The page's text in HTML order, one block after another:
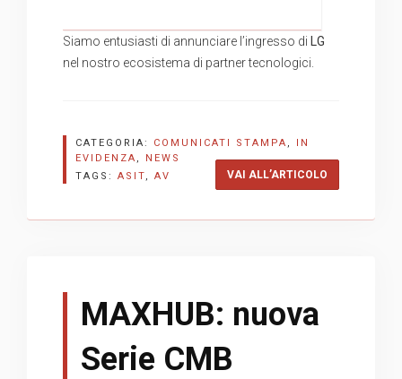
Siamo entusiasti di annunciare l’ingresso di
LG
nel nostro ecosistema di partner tecnologici.
VAI ALL’ARTICOLO
CATEGORIA: COMUNICATI STAMPA , IN
EVIDENZA , NEWS
TAGS: ASIT, AV
MAXHUB: nuova
Serie CMB